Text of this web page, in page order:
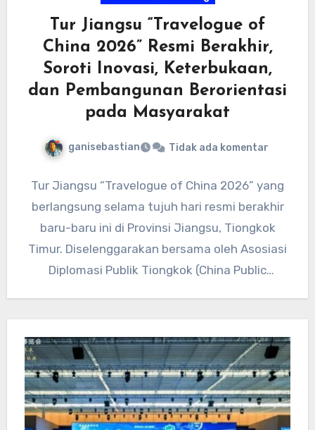
Tur Jiangsu “Travelogue of
China 2026” Resmi Berakhir,
Soroti Inovasi, Keterbukaan,
dan Pembangunan Berorientasi
pada Masyarakat
ganisebastian Tidak ada komentar
Tur Jiangsu “Travelogue of China 2026” yang
berlangsung selama tujuh hari resmi berakhir
baru-baru ini di Provinsi Jiangsu, Tiongkok
Timur. Diselenggarakan bersama oleh Asosiasi
Diplomasi Publik Tiongkok (China Public